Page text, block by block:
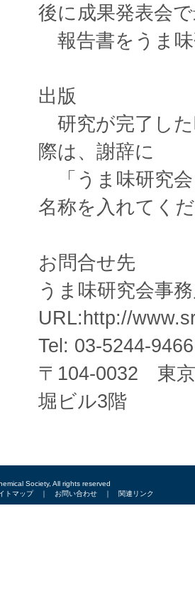
後に成果発表会
報告書をうま味
出版
研究が完了した
際は、謝辞に
「うま味研究会
名称を入れてく
お問合せ先
うま味研究会事
URL: http://
Tel: 03-5244-
〒104-0032 東
堀ビル3階
Society, All rights reserved
トマップ｜ お問い合わせ ｜ 関連リンク